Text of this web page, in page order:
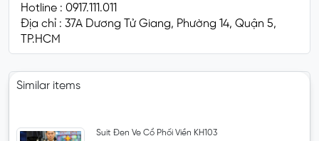
Hotline : 0917.111.011
Địa chỉ : 37A Dương Tử Giang, Phường 14, Quận 5,
TP.HCM
Similar items
Suit Đen Ve Cổ Phối Viền KH103